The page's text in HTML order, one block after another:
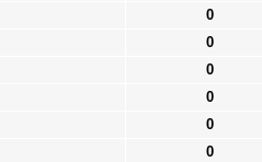
0
0
0
0
0
0